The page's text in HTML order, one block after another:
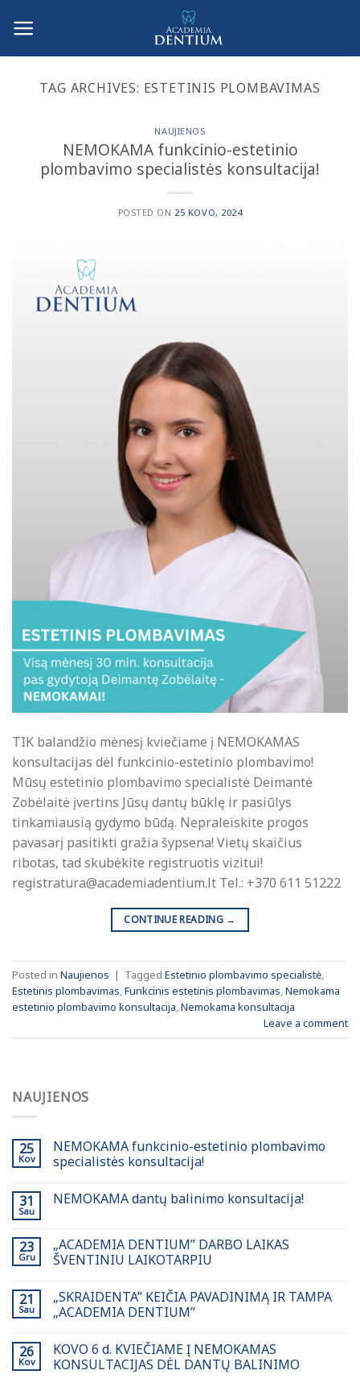
TAG ARCHIVES: ESTETINIS PLOMBAVIMAS
NAUJIENOS
NEMOKAMA funkcinio-estetinio
plombavimo specialistės konsultacija!
POSTED ON 25 KOVO, 2024
TIK balandžio mėnesį kviečiame į NEMOKAMAS
konsultacijas dėl funkcinio-estetinio plombavimo!
Mūsų estetinio plombavimo specialistė Deimantė
Zobėlaitė įvertins Jūsų dantų būklę ir pasiūlys
tinkamiausią gydymo būdą. Nepraleiskite progos
pavasarį pasitikti gražia šypsena! Vietų skaičius
ribotas, tad skubėkite registruotis vizitui!
registratura@academiadentium.lt Tel.: +370 611 51222
CONTINUE READING →
Posted in Naujienos | Tagged Estetinio plombavimo specialistė,
Estetinis plombavimas,Funkcinis estetinis plombavimas,Nemokama
estetinio plombavimo konsultacija,Nemokama konsultacija
Leave a comment
NAUJIENOS
25
Kov
NEMOKAMA funkcinio-estetinio plombavimo
specialistės konsultacija!
31
Sau
NEMOKAMA dantų balinimo konsultacija!
23
Gru
„ACADEMIA DENTIUM” DARBO LAIKAS
ŠVENTINIU LAIKOTARPIU
21
Sau
„SKRAIDENTA” KEIČIA PAVADINIMĄ IR TAMPA
„ACADEMIA DENTIUM”
26
Kov
KOVO 6 d. KVIEČIAME Į NEMOKAMAS
KONSULTACIJAS DĖL DANTŲ BALINIMO